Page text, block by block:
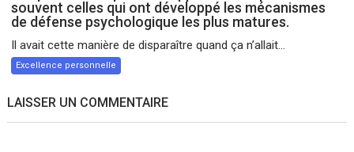
souvent celles qui ont développé les mécanismes
de défense psychologique les plus matures.
Il avait cette manière de disparaître quand ça n’allait...
Excellence personnelle
LAISSER UN COMMENTAIRE